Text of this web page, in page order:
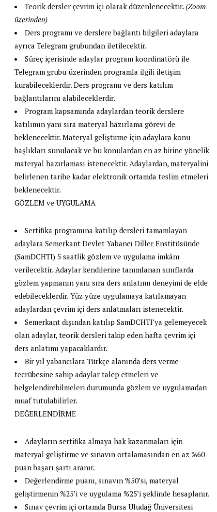
Teorik dersler çevrim içi olarak düzenlenecektir. (Zoom
üzerinden)
Ders programı ve derslere bağlantı bilgileri adaylara
ayrıca Telegram grubundan iletilecektir.
Süreç içerisinde adaylar program koordinatörü ile
Telegram grubu üzerinden programla ilgili iletişim
kurabileceklerdir. Ders programı ve ders katılım
bağlantılarını alabileceklerdir.
Program kapsamında adaylardan teorik derslere
katılımın yanı sıra materyal hazırlama görevi de
beklenecektir. Materyal geliştirme için adaylara konu
başlıkları sunulacak ve bu konulardan en az birine yönelik
materyal hazırlaması istenecektir. Adaylardan, materyalini
belirlenen tarihe kadar elektronik ortamda teslim etmeleri
beklenecektir.
GÖZLEM ve UYGULAMA
Sertifika programına katılıp dersleri tamamlayan
adaylara Semerkant Devlet Yabancı Diller Enstitüsünde
(SamDCHTI) 5 saatlik gözlem ve uygulama imkânı
verilecektir. Adaylar kendilerine tanımlanan sınıflarda
gözlem yapmanın yanı sıra ders anlatımı deneyimi de elde
edebileceklerdir. Yüz yüze uygulamaya katılamayan
adaylardan çevrim içi ders anlatmaları istenecektir.
Semerkant dışından katılıp SamDCHTI’ya gelemeyecek
olan adaylar, teorik dersleri takip eden hafta çevrim içi
ders anlatımı yapacaklardır.
Bir yıl yabancılara Türkçe alanında ders verme
tecrübesine sahip adaylar talep etmeleri ve
belgelendirebilmeleri durumunda gözlem ve uygulamadan
muaf tutulabilirler.
DEĞERLENDİRME
Adayların sertifika almaya hak kazanmaları için
materyal geliştirme ve sınavın ortalamasından en az %60
puan başarı şartı aranır.
Değerlendirme puanı, sınavın %50’si, materyal
geliştirmenin %25’i ve uygulama %25’i şeklinde hesaplanır.
Sınav çevrim içi ortamda Bursa Uludağ Üniversitesi